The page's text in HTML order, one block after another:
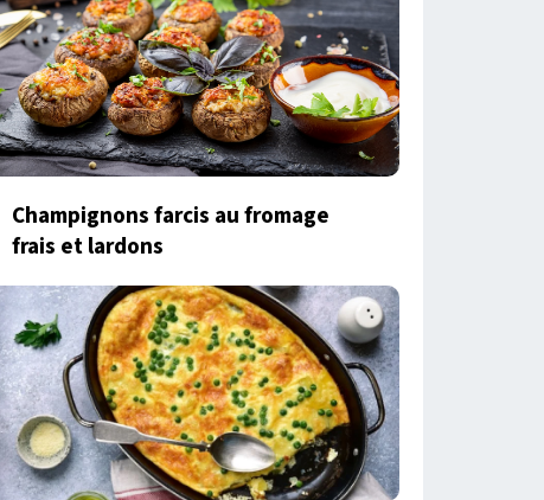
Champignons farcis au fromage
frais et lardons